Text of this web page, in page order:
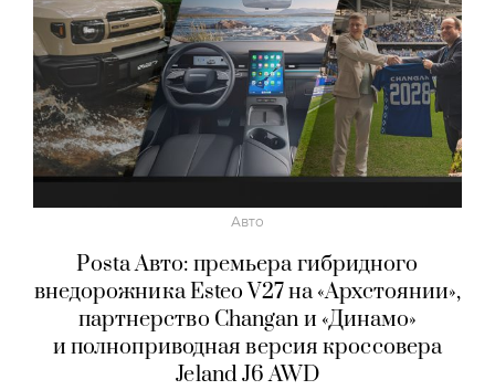
Авто
Posta Авто: премьера гибридного
внедорожника Esteo V27 на «Архстоянии»,
партнерство Changan и «Динамо»
и полноприводная версия кроссовера
Jeland J6 AWD